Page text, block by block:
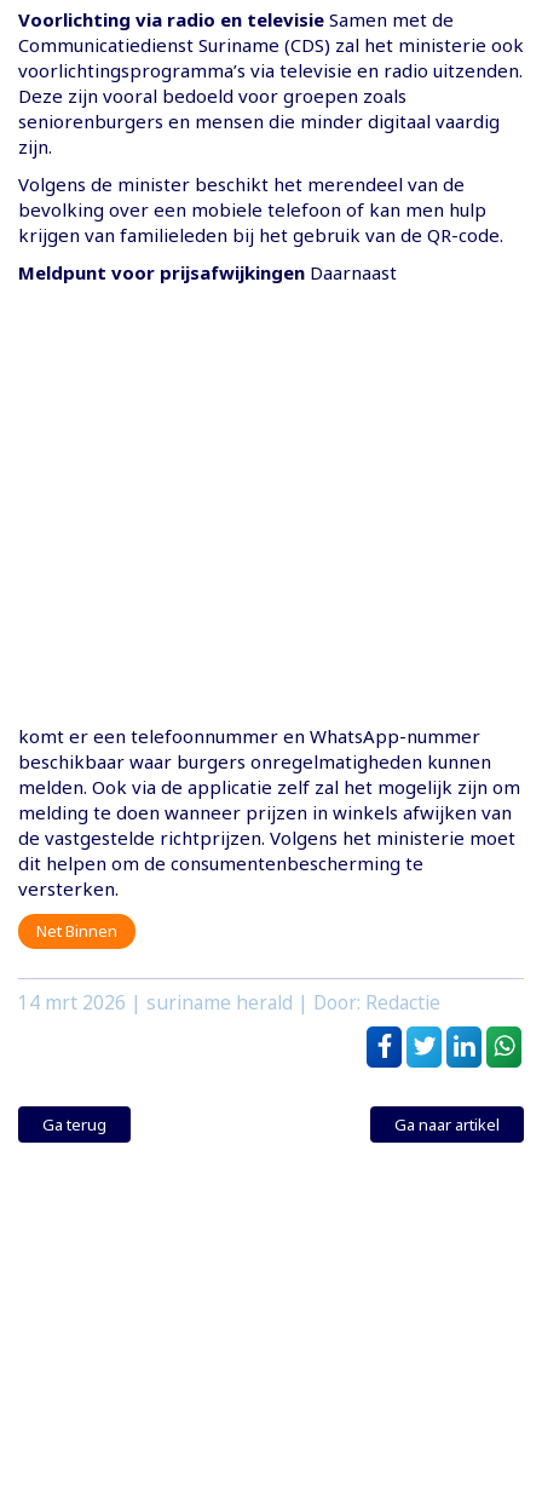
Voorlichting via radio en televisie Samen met de
Communicatiedienst Suriname (CDS) zal het ministerie ook
voorlichtingsprogramma’s via televisie en radio uitzenden.
Deze zijn vooral bedoeld voor groepen zoals
seniorenburgers en mensen die minder digitaal vaardig
zijn.
Volgens de minister beschikt het merendeel van de
bevolking over een mobiele telefoon of kan men hulp
krijgen van familieleden bij het gebruik van de QR-code.
Meldpunt voor prijsafwijkingen Daarnaast
komt er een telefoonnummer en WhatsApp-nummer
beschikbaar waar burgers onregelmatigheden kunnen
melden. Ook via de applicatie zelf zal het mogelijk zijn om
melding te doen wanneer prijzen in winkels afwijken van
de vastgestelde richtprijzen. Volgens het ministerie moet
dit helpen om de consumentenbescherming te
versterken.
Net Binnen
14 mrt 2026 | suriname herald | Door: Redactie
Ga terug Ga naar artikel